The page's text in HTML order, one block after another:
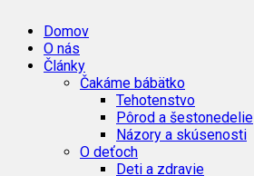
Domov
O nás
Články
Čakáme bábätko
Tehotenstvo
Pôrod a šestonedelie
Názory a skúsenosti
O deťoch
Deti a zdravie